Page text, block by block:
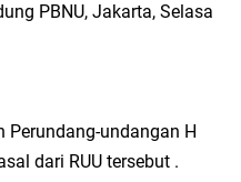
PBNU, Jakarta, Selasa
Perundang-undangan H
dari RUU tersebut .